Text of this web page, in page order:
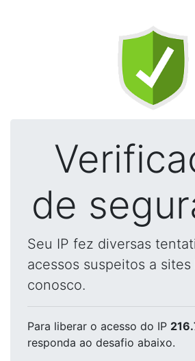
de
Seu IP fez diversas
acessos suspeitos a
conosco.
Para liberar o acesso do IP
responda ao desafio abaixo.